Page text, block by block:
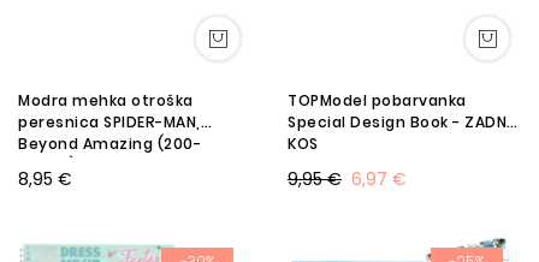
Modra mehka otroška
peresnica SPIDER-MAN,
Beyond Amazing (200-
8,95 €
TOPModel pobarvanka
Special Design Book - ZADNJI
KOS
6,97 €
9,95 €